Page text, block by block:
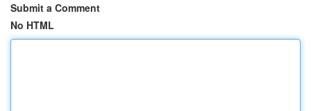
Submit a Comment
No HTML